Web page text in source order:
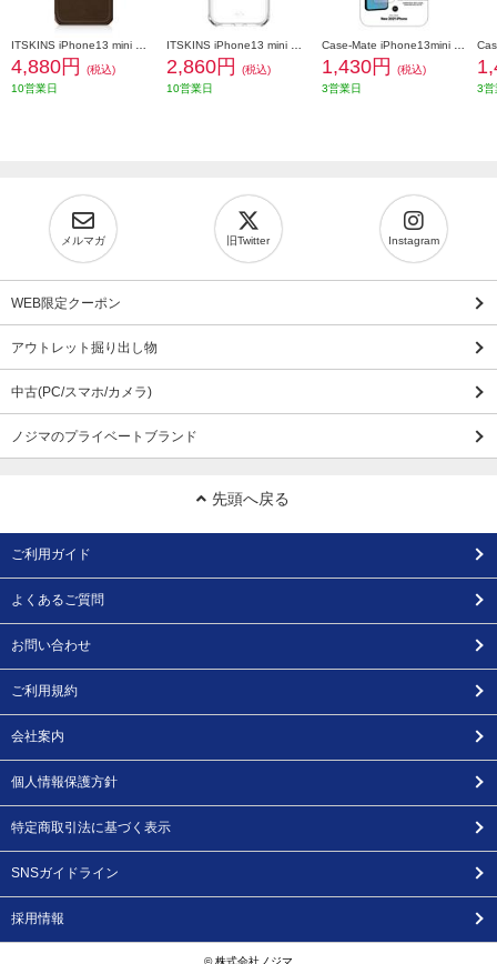
4,880円
(税込)
10営業日
2,860円
(税込)
10営業日
1,430円
(税込)
3営業日
3営
メルマガ 旧Twitter Instagram
WEB限定クーポン
アウトレット掘り出し物
中古(PC/スマホ/カメラ)
ノジマのプライベートブランド
先頭へ戻る
ご利用ガイド
よくあるご質問
お問い合わせ
ご利用規約
会社案内
個人情報保護方針
特定商取引法に基づく表示
SNSガイドライン
採用情報
© 株式会社ノジマ